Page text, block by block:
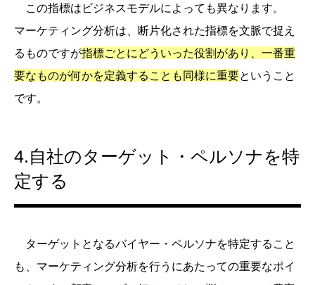
この指標はビジネスモデルによっても異なります。
マーケティング分析は、断片化された指標を文脈で捉え
るものですが指標ごとにどういった役割があり、一番重
要なものが何かを定義することも同様に重要ということ
です。
4.自社のターゲット・ペルソナを特
定する
ターゲットとなるバイヤー・ペルソナを特定すること
も、マーケティング分析を行うにあたっての重要なポイ